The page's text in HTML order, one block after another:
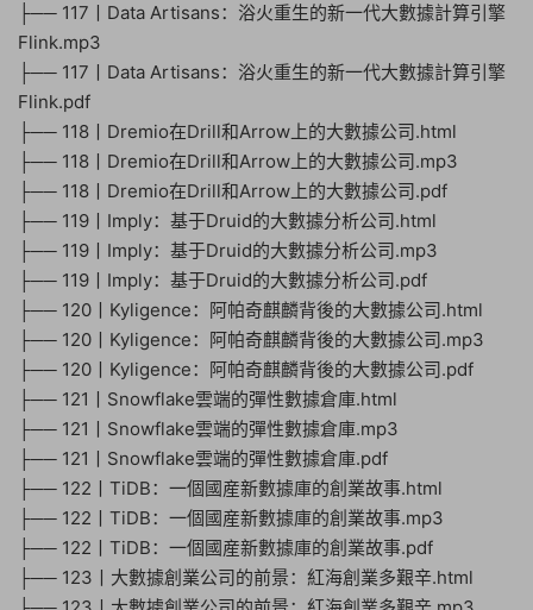
├── 117丨Data Artisans：浴火重生的新一代大數據計算引擎
Flink.mp3
├── 117丨Data Artisans：浴火重生的新一代大數據計算引擎
Flink.pdf
├── 118丨Dremio在Drill和Arrow上的大數據公司.html
├── 118丨Dremio在Drill和Arrow上的大數據公司.mp3
├── 118丨Dremio在Drill和Arrow上的大數據公司.pdf
├── 119丨Imply：基于Druid的大數據分析公司.html
├── 119丨Imply：基于Druid的大數據分析公司.mp3
├── 119丨Imply：基于Druid的大數據分析公司.pdf
├── 120丨Kyligence：阿帕奇麒麟背後的大數據公司.html
├── 120丨Kyligence：阿帕奇麒麟背後的大數據公司.mp3
├── 120丨Kyligence：阿帕奇麒麟背後的大數據公司.pdf
├── 121丨Snowflake雲端的彈性數據倉庫.html
├── 121丨Snowflake雲端的彈性數據倉庫.mp3
├── 121丨Snowflake雲端的彈性數據倉庫.pdf
├── 122丨TiDB：一個國産新數據庫的創業故事.html
├── 122丨TiDB：一個國産新數據庫的創業故事.mp3
├── 122丨TiDB：一個國産新數據庫的創業故事.pdf
├── 123丨大數據創業公司的前景：紅海創業多艱辛.html